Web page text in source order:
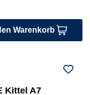
Warenkorb
Kittel A7